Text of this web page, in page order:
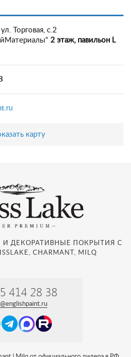
Торговая, с.2
2 этаж, павильон L
карту
И ДЕКОРАТИВНЫЕ ПОКРЫТИЯ С
CHARMANT, MILQ
414 28 38